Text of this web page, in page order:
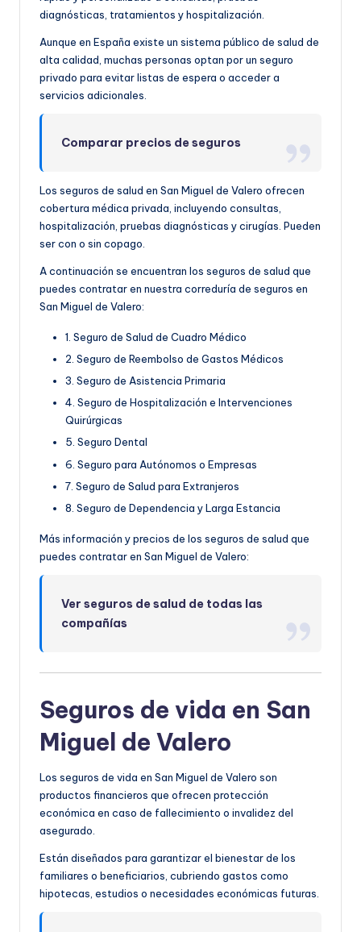
diagnósticas, tratamientos y hospitalización.
Aunque en España existe un sistema público de salud de
alta calidad, muchas personas optan por un seguro
privado para evitar listas de espera o acceder a
servicios adicionales.
Comparar precios de seguros
Los seguros de salud en San Miguel de Valero ofrecen
cobertura médica privada, incluyendo consultas,
hospitalización, pruebas diagnósticas y cirugías. Pueden
ser con o sin copago.
A continuación se encuentran los seguros de salud que
puedes contratar en nuestra correduría de seguros en
San Miguel de Valero:
1. Seguro de Salud de Cuadro Médico
2. Seguro de Reembolso de Gastos Médicos
3. Seguro de Asistencia Primaria
4. Seguro de Hospitalización e Intervenciones
Quirúrgicas
5. Seguro Dental
6. Seguro para Autónomos o Empresas
7. Seguro de Salud para Extranjeros
8. Seguro de Dependencia y Larga Estancia
Más información y precios de los seguros de salud que
puedes contratar en San Miguel de Valero:
Ver seguros de salud de todas las
compañías
Seguros de vida en San
Miguel de Valero
Los seguros de vida en San Miguel de Valero son
productos financieros que ofrecen protección
económica en caso de fallecimiento o invalidez del
asegurado.
Están diseñados para garantizar el bienestar de los
familiares o beneficiarios, cubriendo gastos como
hipotecas, estudios o necesidades económicas futuras.